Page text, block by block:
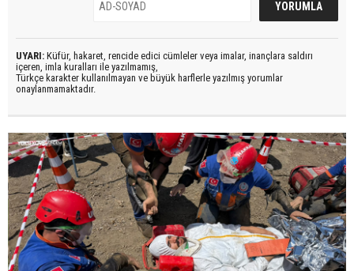
UYARI: Küfür, hakaret, rencide edici cümleler veya imalar, inançlara saldırı
içeren, imla kuralları ile yazılmamış,
Türkçe karakter kullanılmayan ve büyük harflerle yazılmış yorumlar
onaylanmamaktadır.